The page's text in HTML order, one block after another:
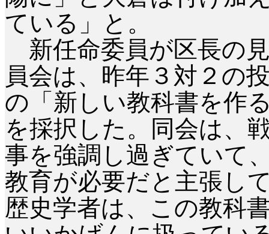
ている」と。
新任命委員が区長の
員会は、昨年３対２の
の「新しい教科書を作
を採択した。同会は、
事を強調し過ぎていて
教育が必要だと主張し
歴史学者は、この教科